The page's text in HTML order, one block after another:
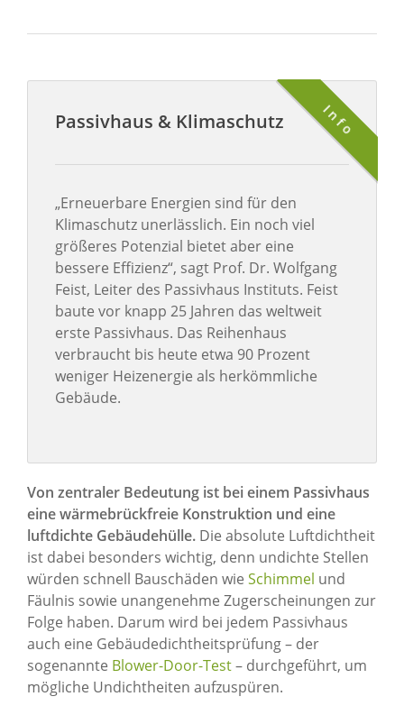
Info
Passivhaus & Klimaschutz
„Erneuerbare Energien sind für den
Klimaschutz unerlässlich. Ein noch viel
größeres Potenzial bietet aber eine
bessere Effizienz“, sagt Prof. Dr. Wolfgang
Feist, Leiter des Passivhaus Instituts. Feist
baute vor knapp 25 Jahren das weltweit
erste Passivhaus. Das Reihenhaus
verbraucht bis heute etwa 90 Prozent
weniger Heizenergie als herkömmliche
Gebäude.
Von zentraler Bedeutung ist bei einem Passivhaus
eine wärmebrückfreie Konstruktion und eine
luftdichte Gebäudehülle. Die absolute Luftdichtheit
ist dabei besonders wichtig, denn undichte Stellen
würden schnell Bauschäden wie Schimmel und
Fäulnis sowie unangenehme Zugerscheinungen zur
Folge haben. Darum wird bei jedem Passivhaus
auch eine Gebäudedichtheitsprüfung – der
sogenannte Blower-Door-Test– durchgeführt, um
mögliche Undichtheiten aufzuspüren.